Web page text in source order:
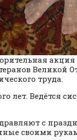
акция
Великой
труда.
лет. Ведётся
с
своими